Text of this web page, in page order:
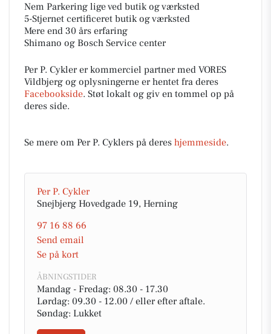
Nem Parkering lige ved butik og værksted
5-Stjernet certificeret butik og værksted
Mere end 30 års erfaring
Shimano og Bosch Service center
Per P. Cykler er kommerciel partner med VORES
Vildbjerg og oplysningerne er hentet fra deres
Facebookside. Støt lokalt og giv en tommel op på
deres side.
Se mere om Per P. Cyklers på deres hjemmeside.
Per P. Cykler
Snejbjerg Hovedgade 19, Herning
97 16 88 66
Send email
Se på kort
ÅBNINGSTIDER
Mandag - Fredag: 08.30 - 17.30
Lørdag: 09.30 - 12.00 / eller efter aftale.
Søndag: Lukket